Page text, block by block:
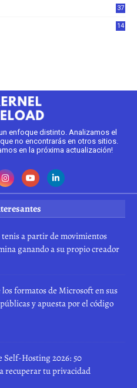
37
14
enfoque distinto. Analizamos el
no encontrarás en otros sitios.
en la próxima actualización!
a partir de movimientos
ganando a su propio creador
formatos de Microsoft en sus
y apuesta por el código
Hosting 2026: 50
recuperar tu privacidad